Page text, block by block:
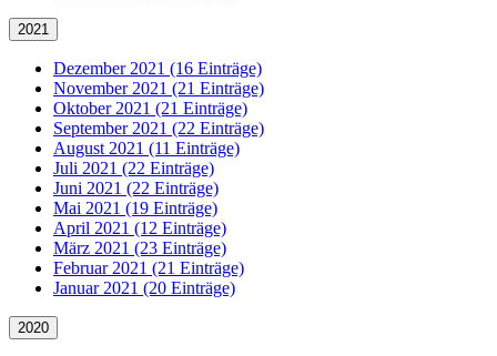
2021
Dezember 2021 (16 Einträge)
November 2021 (21 Einträge)
Oktober 2021 (21 Einträge)
September 2021 (22 Einträge)
August 2021 (11 Einträge)
Juli 2021 (22 Einträge)
Juni 2021 (22 Einträge)
Mai 2021 (19 Einträge)
April 2021 (12 Einträge)
März 2021 (23 Einträge)
Februar 2021 (21 Einträge)
Januar 2021 (20 Einträge)
2020